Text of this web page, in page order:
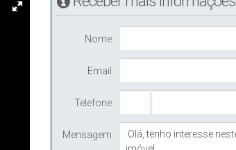
Nome:
Email:
Telefone:
Mensagem: